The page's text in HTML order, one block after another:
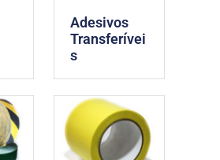
Adesivos
Transferívei
s